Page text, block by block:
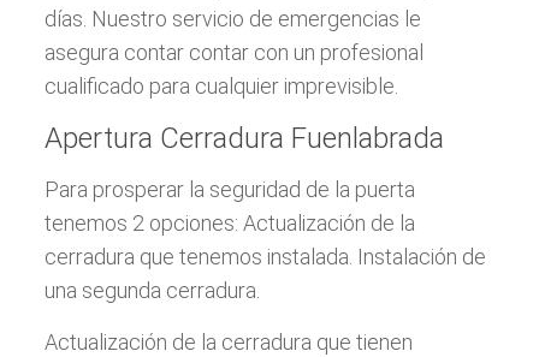
días. Nuestro servicio de emergencias le
asegura contar contar con un profesional
cualificado para cualquier imprevisible.
Apertura Cerradura Fuenlabrada
Para prosperar la seguridad de la puerta
tenemos 2 opciones: Actualización de la
cerradura que tenemos instalada. Instalación de
una segunda cerradura.
Actualización de la cerradura que tienen